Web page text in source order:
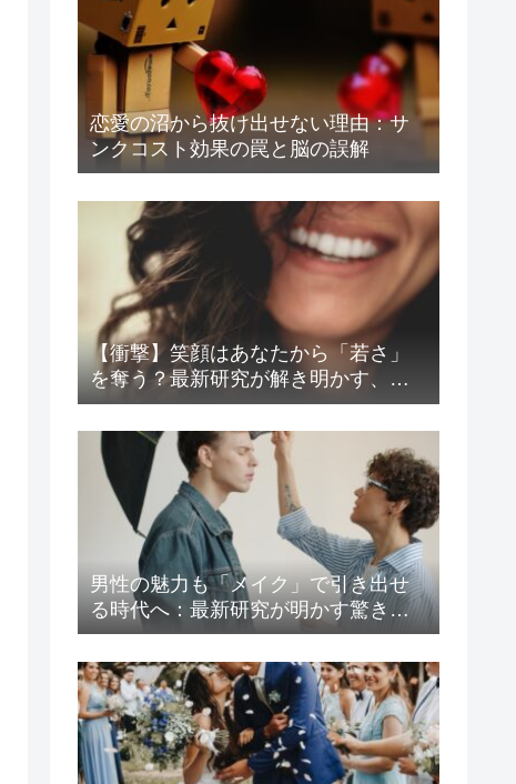
恋愛の沼から抜け出せない理由：サ
ンクコスト効果の罠と脳の誤解
【衝撃】笑顔はあなたから「若さ」
を奪う？最新研究が解き明かす、見
た目年齢と好感度の意外な関係
男性の魅力も「メイク」で引き出せ
る時代へ：最新研究が明かす驚きの
心理効果